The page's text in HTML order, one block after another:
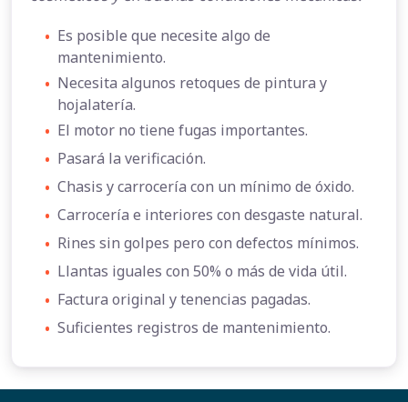
• Es posible que necesite algo de
mantenimiento.
• Necesita algunos retoques de pintura y
hojalatería.
• El motor no tiene fugas importantes.
• Pasará la verificación.
• Chasis y carrocería con un mínimo de óxido.
• Carrocería e interiores con desgaste natural.
• Rines sin golpes pero con defectos mínimos.
• Llantas iguales con 50% o más de vida útil.
• Factura original y tenencias pagadas.
• Suficientes registros de mantenimiento.